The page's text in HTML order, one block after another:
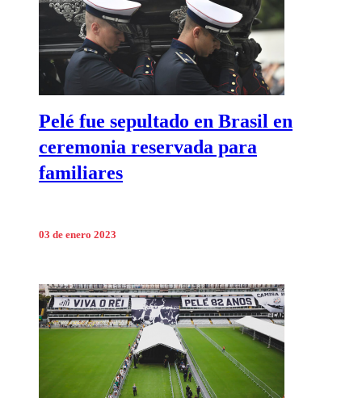
Pelé fue sepultado en Brasil en
ceremonia reservada para
familiares
03 de enero 2023